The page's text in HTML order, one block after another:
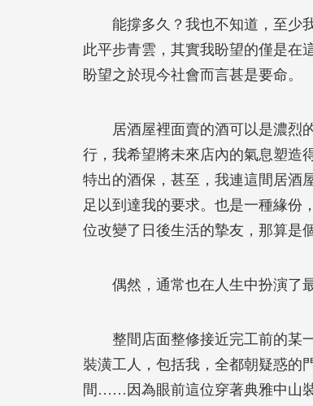
能撐多久？我也不知道，至少我
此平步青雲，其實我盼望的僅是在
盼望之於現今社會而言甚是要命。
居酒屋裡面賣的酒可以是濃烈的
行，我希望將未來店內的氣息塑造
特出的酒保，甚至，我連這間居酒
足以到達我的要求。也是一種緣份
位改變了日後生活的摯友，那算是
偶然，通常也在人生中扮演了最
整間店面整修接近完工前的某一
裝潢工人，包括我，全都朝疑惑的
間……因為眼前這位穿著典雅中山